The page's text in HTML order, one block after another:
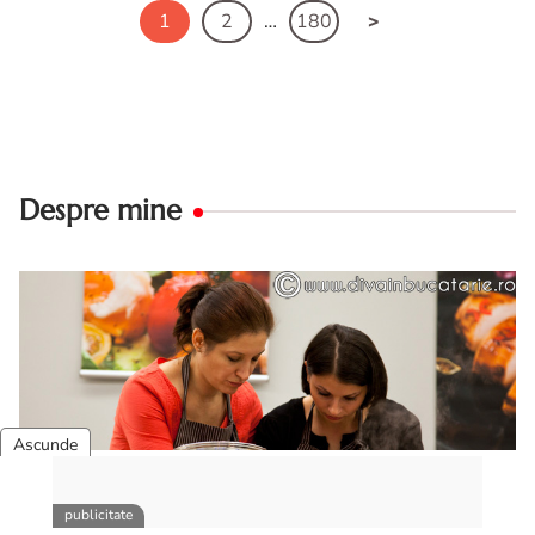
1 2 … 180
Despre mine